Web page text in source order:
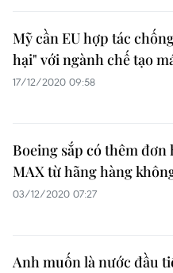
Mỹ cần EU hợp tác
hại" với ngành chế tạo
17/12/2020 09:58
Boeing sắp có thêm đơn
MAX từ hãng hàng
03/12/2020 07:27
Anh muốn là nước đầu